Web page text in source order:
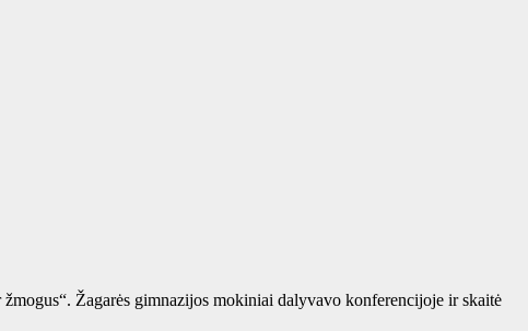
Žagarės gimnazijos mokiniai dalyvavo konferencijoje ir skaitė